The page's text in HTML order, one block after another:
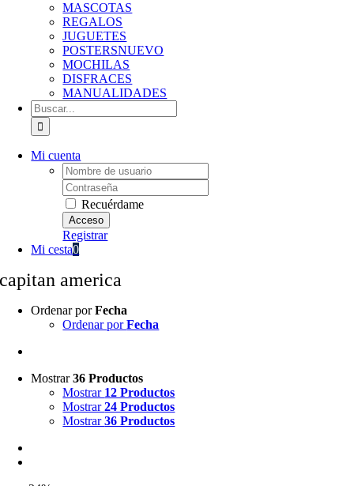
MASCOTAS
REGALOS
JUGUETES
POSTERSNUEVO
MOCHILAS
DISFRACES
MANUALIDADES
Buscar:
Mi cuenta
Username:
Password:
Recuérdame
Registrar
Mi cesta0
capitan america
Ordenar porFecha
Ordenar porFecha
Mostrar36 Productos
Mostrar 12 Productos
Mostrar24 Productos
Mostrar36 Productos